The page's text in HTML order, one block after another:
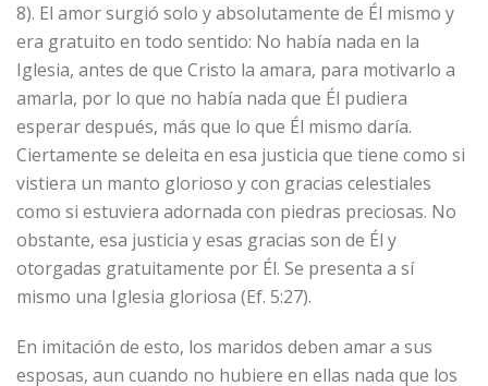
8). El amor surgió solo y absolutamente de Él mismo y
era gratuito en todo sentido: No había nada en la
Iglesia, antes de que Cristo la amara, para motivarlo a
amarla, por lo que no había nada que Él pudiera
esperar después, más que lo que Él mismo daría.
Ciertamente se deleita en esa justicia que tiene como si
vistiera un manto glorioso y con gracias celestiales
como si estuviera adornada con piedras preciosas. No
obstante, esa justicia y esas gracias son de Él y
otorgadas gratuitamente por Él. Se presenta a sí
mismo una Iglesia gloriosa (Ef. 5:27).
En imitación de esto, los maridos deben amar a sus
esposas, aun cuando no hubiere en ellas nada que los